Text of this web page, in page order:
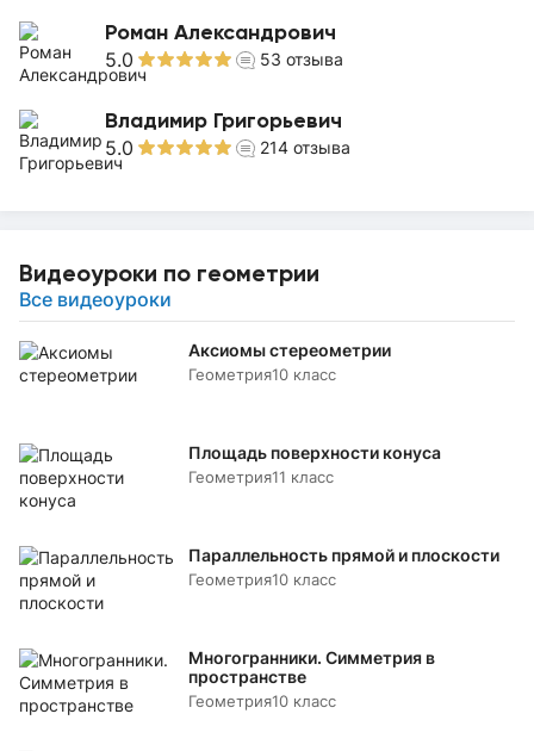
Роман Александрович
5.0 53 отзыва
Владимир Григорьевич
5.0 214 отзыва
Видеоуроки по геометрии
Все видеоуроки
Аксиомы стереометрии
Геометрия10 класс
Площадь поверхности конуса
Геометрия11 класс
Параллельность прямой и плоскости
Геометрия10 класс
Многогранники. Симметрия в
пространстве
Геометрия10 класс